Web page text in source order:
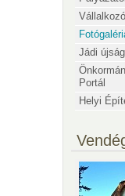
Jádi újság
Portál
Helyi